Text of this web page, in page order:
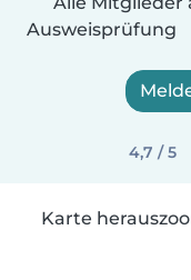
Ausweisprüfung
4,7 / 5
Karte